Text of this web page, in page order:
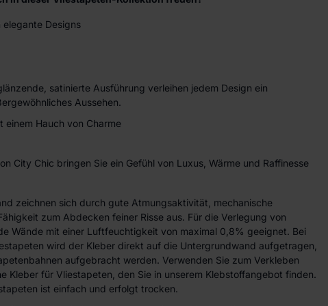
Designs
satinierte Ausführung verleihen jedem Design ein
Aussehen.
einem Hauch von Charme
City Chic bringen Sie ein Gefühl von Luxus, Wärme und Raffinesse
zeichnen sich durch gute Atmungsaktivität, mechanische
zum Abdecken feiner Risse aus. Für die Verlegung von
Wände mit einer Luftfeuchtigkeit von maximal 0,8% geeignet. Bei
wird der Kleber direkt auf die Untergrundwand aufgetragen,
aufgebracht werden. Verwenden Sie zum Verkleben
Kleber für Vliestapeten, den Sie in unserem Klebstoffangebot finden.
ist einfach und erfolgt trocken.